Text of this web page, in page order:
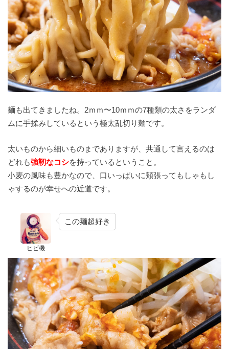
麺も出てきましたね。2ｍｍ〜10ｍｍの7種類の太さをランダ
ムに手揉みしているという極太乱切り麺です。
太いものから細いものまでありますが、共通して言えるのは
どれも強靭なコシを持っているということ。
小麦の風味も豊かなので、口いっぱいに頬張ってもしゃもし
ゃするのが幸せへの近道です。
ヒビ機
この麺超好き